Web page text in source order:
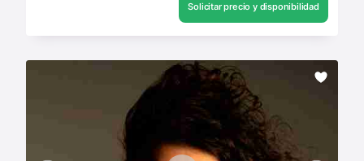
Solicitar precio y disponibilidad